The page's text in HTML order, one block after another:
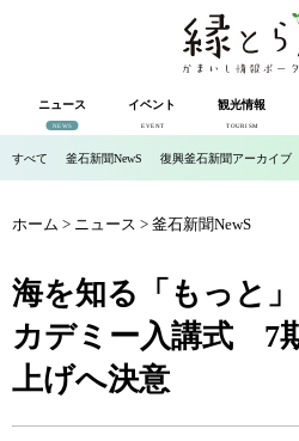
ニュース
NEWS
イベント
EVENT
観光情報
TOURISM
すべて 釜石新聞NewS 復興釜石新聞アーカイブ
ホーム > ニュース > 釜石新聞NewS
海を知る「もっと
カデミー入講式 7
上げへ決意